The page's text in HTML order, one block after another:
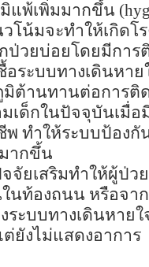
แพ้เพิ่มมากขึ้น (
โน้มจะทำให้เกิดโ
กป่วยบ่อยโดยมีการ
ระบบทางเดินหาย
ต้านทานต่อการติด
ด็กในปัจจุบันเมื่อ
ทำให้ระบบป้องกั
ากขึ้น
จัยเสริมทำให้ผู้ป่
นท้องถนน หรือจาก
ระบบทางเดินหาย
ยังไม่แสดงอาการ